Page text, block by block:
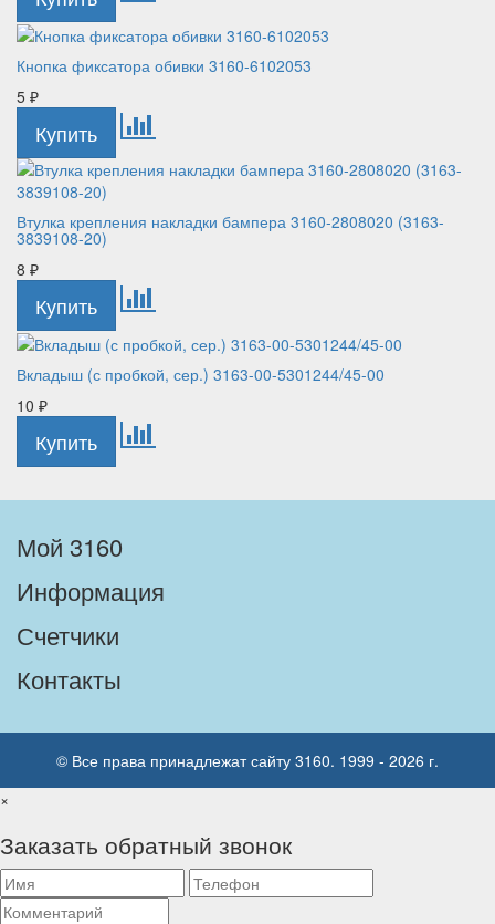
Кнопка фиксатора обивки 3160-6102053
5 ₽
Втулка крепления накладки бампера 3160-2808020 (3163-
3839108-20)
8 ₽
Вкладыш (с пробкой, сер.) 3163-00-5301244/45-00
10 ₽
Мой 3160
Информация
Счетчики
Контакты
© Все права принадлежат сайту 3160. 1999 - 2026 г.
×
Заказать обратный звонок